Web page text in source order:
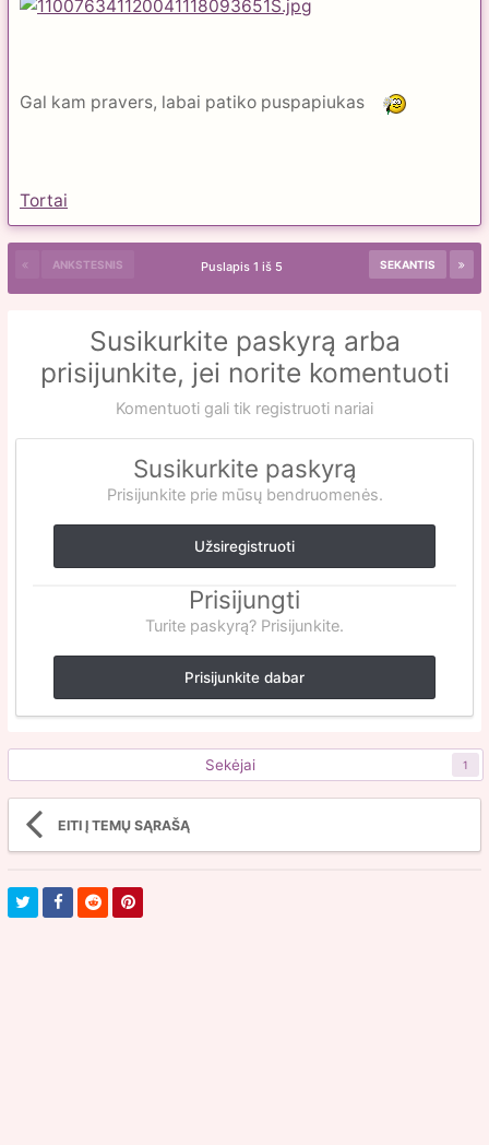
Gal kam pravers, labai patiko puspapiukas
Tortai
ANKSTESNIS SEKANTIS
Puslapis 1 iš 5
Susikurkite paskyrą arba
prisijunkite, jei norite komentuoti
Komentuoti gali tik registruoti nariai
Susikurkite paskyrą
Prisijunkite prie mūsų bendruomenės.
Užsiregistruoti
Prisijungti
Turite paskyrą? Prisijunkite.
Prisijunkite dabar
Sekėjai 1
EITI Į TEMŲ SĄRAŠĄ